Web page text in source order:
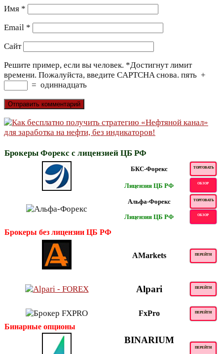
Имя *
Email *
Сайт
Решите пример, если вы человек. *Достигнут лимит
времени. Пожалуйста, введите CAPTCHA снова. пять +
= одиннадцать
Брокеры Форекс с лицензией ЦБ РФ
БКС-Форекс ТОРГОВАТЬ
Лицензия ЦБ РФ ОБЗОР
Альфа-Форекс ТОРГОВАТЬ
Лицензия ЦБ РФ ОБЗОР
Брокеры без лицензии ЦБ РФ
AMarkets ПЕРЕЙТИ
Alpari ПЕРЕЙТИ
FxPro ПЕРЕЙТИ
Бинарные опционы
BINARIUM
ПЕРЕЙТИ